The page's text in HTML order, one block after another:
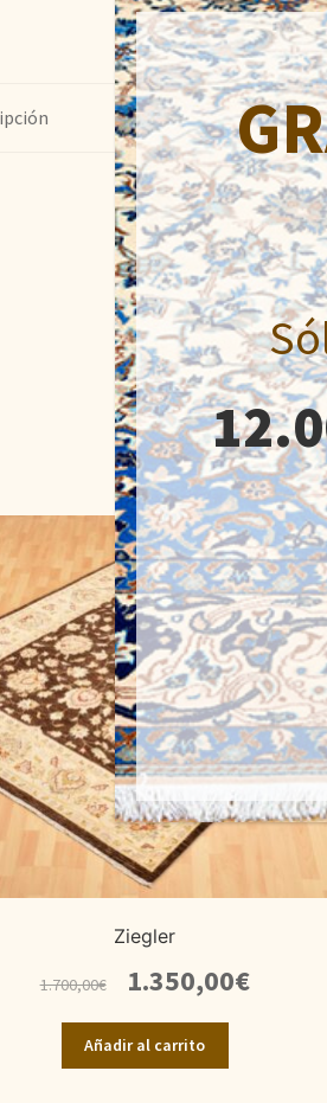
Ziegler
1.700,00€
precio
original
era:
1.700,00€.
1.350,00€El
Añadir al carrito